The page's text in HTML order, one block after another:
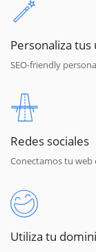
Personaliza tus
SEO-friendly
Redes sociales
Conectamos tu web
Utiliza tu